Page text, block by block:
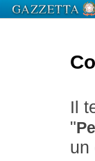
Il
"
un